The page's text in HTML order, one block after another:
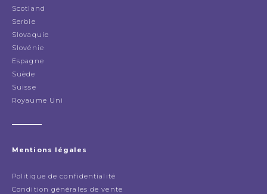
Scotland
Serbie
Slovaquie
Slovénie
Espagne
Suède
Suisse
Royaume Uni
Mentions légales
Politique de confidentialité
Condition générales de vente